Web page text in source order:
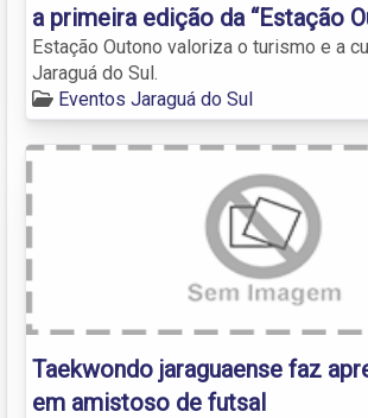
a primeira edição da “Estação
Estação Outono valoriza o turismo e a
Jaraguá do Sul.
Eventos Jaraguá do Sul
Taekwondo jaraguaense faz
em amistoso de futsal